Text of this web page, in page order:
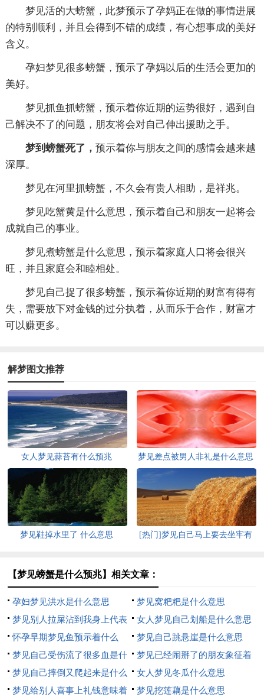
梦见活的大螃蟹，此梦预示了孕妈正在做的事情进展
的特别顺利，并且会得到不错的成绩，有心想事成的美好
含义。
孕妇梦见很多螃蟹，预示了孕妈以后的生活会更加的
美好。
梦见抓鱼抓螃蟹，预示着你近期的运势很好，遇到自
己解决不了的问题，朋友将会对自己伸出援助之手。
梦到螃蟹死了， 预示着你与朋友之间的感情会越来越
深厚。
梦见在河里抓螃蟹，不久会有贵人相助，是祥兆。
梦见吃蟹黄是什么意思，预示着自己和朋友一起将会
成就自己的事业。
梦见煮螃蟹是什么意思，预示着家庭人口将会很兴
旺，并且家庭会和睦相处。
梦见自己捉了很多螃蟹，预示着你近期的财富有得有
失，需要放下对金钱的过分执着，从而乐于合作，财富才
可以赚更多。
解梦图文推荐
女人梦见蒜苔有什么预兆 梦见差点被男人非礼是什么意思
梦见鞋掉水里了 什么意思
[热门]梦见自己马上要去坐牢有
【梦见螃蟹是什么预兆】相关文章：
孕妇梦见洪水是什么意思
梦见窝粑粑是什么意思
梦见别人拉屎沾到我身上代表
什么
女人梦见自己划船是什么意思
怀孕早期梦见鱼预示着什么
梦见自己跳悬崖是什么意思
梦见自己受伤流了很多血是什
么意思
梦见已经闹掰了的朋友象征着
什么
梦见自己摔倒又爬起来是什么
意思
女人梦见冬瓜什么意思
梦见给别人喜事上礼钱意味着
梦见挖莲藕是什么意思